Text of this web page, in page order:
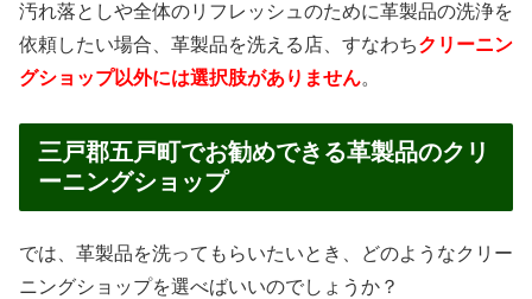
汚れ落としや全体のリフレッシュのために革製品の洗浄を
依頼したい場合、革製品を洗える店、すなわちクリーニン
グショップ以外には選択肢がありません。
三戸郡五戸町でお勧めできる革製品のクリ
ーニングショップ
では、革製品を洗ってもらいたいとき、どのようなクリー
ニングショップを選べばいいのでしょうか？